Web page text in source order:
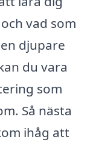
vad som
djupare
du vara
som
Så nästa
ihåg att